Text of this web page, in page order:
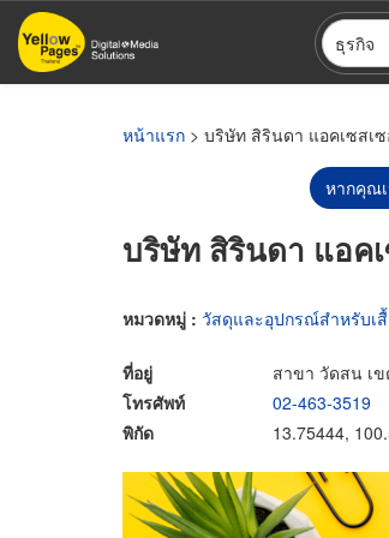
ข้าม
ไป
ธุรกิจ
หน้าแรก > บริษัท สิรินดา แอคเซสเ
หากคุณ
บริษัท สิรินดา แอค
หมวดหมู่ : วัสดุและอุปกรณ์สำหรับเ
ที่อยู่
สาขา วัดสน เ
โทรศัพท์
02-463-3519
พิกัด
13.75444,